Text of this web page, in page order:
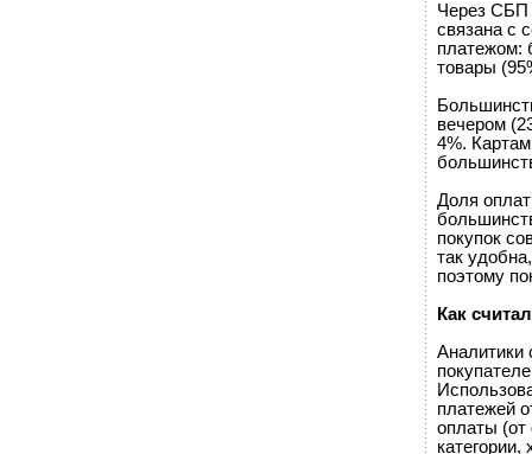
Через СБП
связана с
платежом:
товары
вечером
4%.
Доля
покупок
так
поэтому
Как
Аналитики
платежей
оплаты